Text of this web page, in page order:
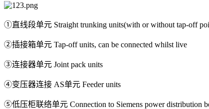
①直线段单元 Straight trunking units(with or without tap-off
②插接箱单元 Tap-off units, can be connected whilst live
③连接器单元 Joint pack units
④变压器连接 AS单元 Feeder units
⑤低压柜联络单元 Connection to Siemens power distribution